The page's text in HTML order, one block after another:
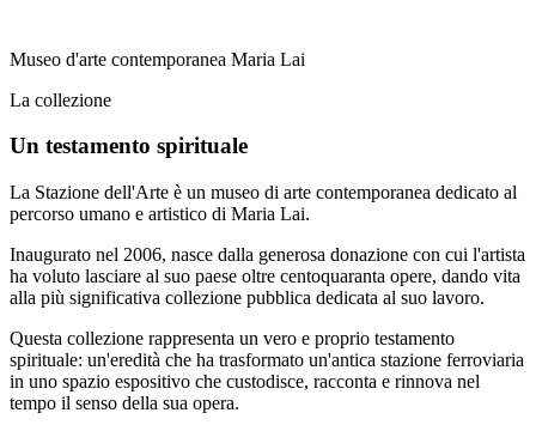
Museo d'arte contemporanea Maria Lai
La collezione
Un testamento spirituale
La Stazione dell'Arte è un museo di arte contemporanea dedicato al
percorso umano e artistico di Maria Lai.
Inaugurato nel 2006, nasce dalla generosa donazione con cui l'artista
ha voluto lasciare al suo paese oltre centoquaranta opere, dando vita
alla più significativa collezione pubblica dedicata al suo lavoro.
Questa collezione rappresenta un vero e proprio testamento
spirituale: un'eredità che ha trasformato un'antica stazione ferroviaria
in uno spazio espositivo che custodisce, racconta e rinnova nel
tempo il senso della sua opera.